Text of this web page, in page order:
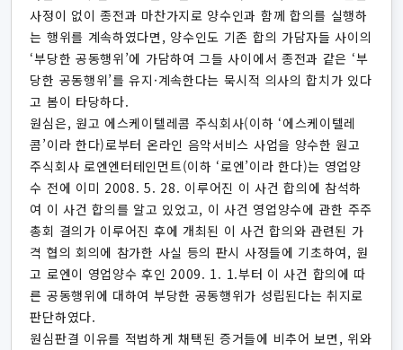
사정이 없이 종전과 마찬가지로 양수인과 함께 합의를 실행하
는 행위를 계속하였다면, 양수인도 기존 합의 가담자들 사이의
‘부당한 공동행위’에 가담하여 그들 사이에서 종전과 같은 ‘부
당한 공동행위’를 유지·계속한다는 묵시적 의사의 합치가 있다
고 봄이 타당하다.
원심은, 원고 에스케이텔레콤 주식회사(이하 ‘에스케이텔레
콤’이라 한다)로부터 온라인 음악서비스 사업을 양수한 원고
주식회사 로엔엔터테인먼트(이하 ‘로엔’이라 한다)는 영업양
수 전에 이미 2008. 5. 28. 이루어진 이 사건 합의에 참석하
여 이 사건 합의를 알고 있었고, 이 사건 영업양수에 관한 주주
총회 결의가 이루어진 후에 개최된 이 사건 합의와 관련된 가
격 협의 회의에 참가한 사실 등의 판시 사정들에 기초하여, 원
고 로엔이 영업양수 후인 2009. 1. 1.부터 이 사건 합의에 따
른 공동행위에 대하여 부당한 공동행위가 성립된다는 취지로
판단하였다.
원심판결 이유를 적법하게 채택된 증거들에 비추어 보면, 위와